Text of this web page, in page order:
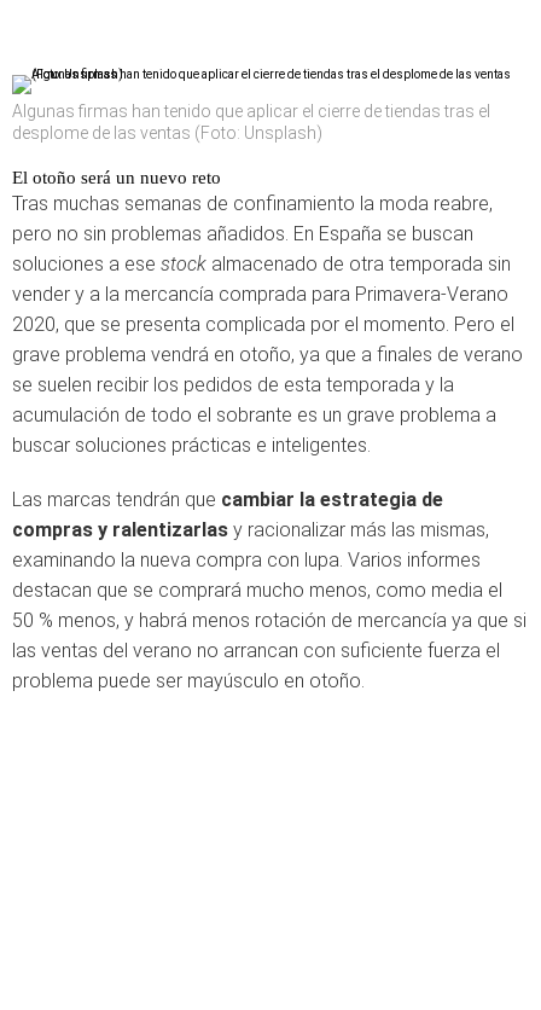
Algunas firmas han tenido que aplicar el cierre de tiendas tras el
desplome de las ventas (Foto: Unsplash)
El otoño será un nuevo reto
Tras muchas semanas de confinamiento la moda reabre,
pero no sin problemas añadidos. En España se buscan
soluciones a ese stock almacenado de otra temporada sin
vender y a la mercancía comprada para Primavera-Verano
2020, que se presenta complicada por el momento. Pero el
grave problema vendrá en otoño, ya que a finales de verano
se suelen recibir los pedidos de esta temporada y la
acumulación de todo el sobrante es un grave problema a
buscar soluciones prácticas e inteligentes.
Las marcas tendrán que cambiar la estrategia de
compras y ralentizarlas y racionalizar más las mismas,
examinando la nueva compra con lupa. Varios informes
destacan que se comprará mucho menos, como media el
50 % menos, y habrá menos rotación de mercancía ya que si
las ventas del verano no arrancan con suficiente fuerza el
problema puede ser mayúsculo en otoño.